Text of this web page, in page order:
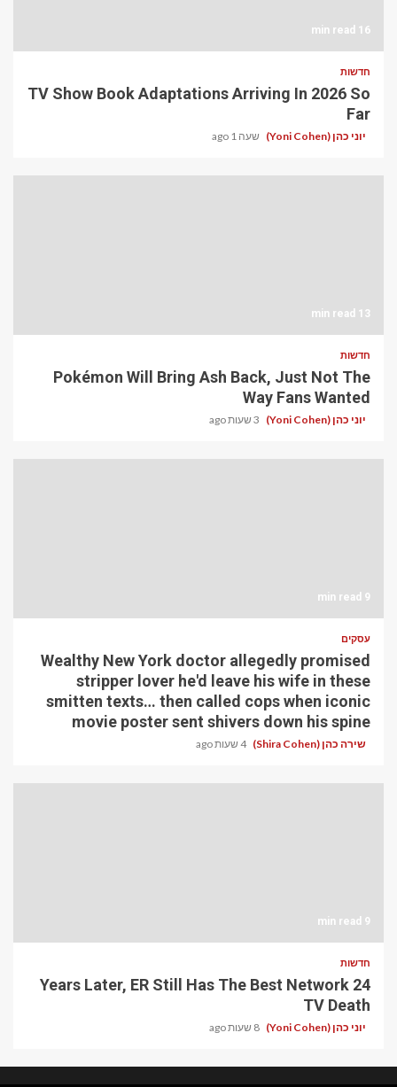
16 min read
חדשות
TV Show Book Adaptations Arriving In 2026 So
Far
יוני כהן (Yoni Cohen) שעה 1 ago
13 min read
חדשות
Pokémon Will Bring Ash Back, Just Not The
Way Fans Wanted
יוני כהן (Yoni Cohen) 3 שעות ago
9 min read
עסקים
Wealthy New York doctor allegedly promised
stripper lover he'd leave his wife in these
smitten texts… then called cops when iconic
movie poster sent shivers down his spine
שירה כהן (Shira Cohen) 4 שעות ago
9 min read
חדשות
24 Years Later, ER Still Has The Best Network
TV Death
יוני כהן (Yoni Cohen) 8 שעות ago